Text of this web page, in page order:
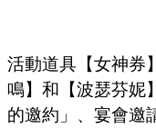
活動道具【女神券
鳴】和【波瑟芬妮
的邀約」、宴會邀